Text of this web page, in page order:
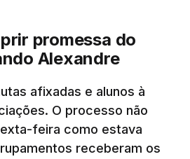
promessa do
Alexandre
afixadas e alunos à
O processo não
feira como estava
receberam os